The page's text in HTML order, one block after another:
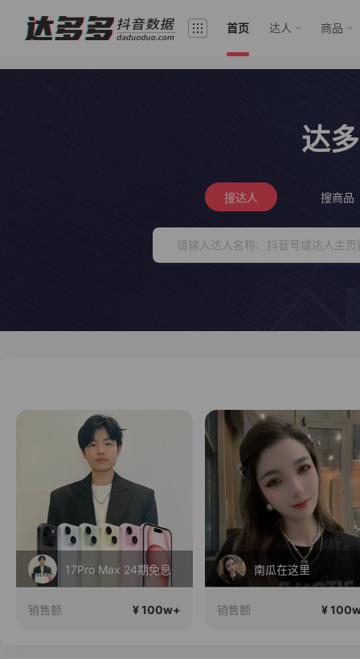
首页 达人 商品
达
搜达人 搜商品
17Pro Max 24期免息
销售额 ¥ 100w+
南瓜在这里
销售额 ¥